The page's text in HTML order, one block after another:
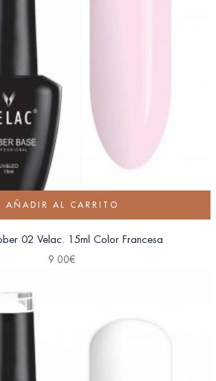
AÑADIR AL CARRITO
02 Velac. 15ml Color Francesa
9.00€